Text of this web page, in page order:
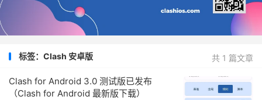
共 1 篇文章
标签：Clash 安卓版
Clash for Android 3.0 测试版已发布
（Clash for Android 最新版下载）